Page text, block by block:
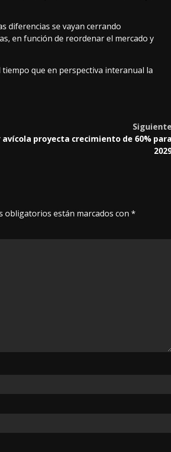
diferencias se vayan cerrando
en función de reordenar el mercado y
tiempo que en perspectiva interanual la
Siguiente
avícola proyecta crecimiento de 60% para
obligatorios están marcados con *